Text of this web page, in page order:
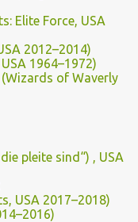
Elite Force, USA
2012–2014)
1964–1972)
of Waverly
pleite sind“) , USA
USA 2017–2018)